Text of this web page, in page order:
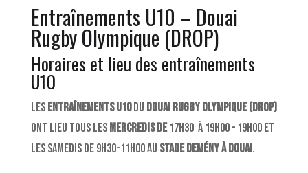
Entraînements U10 – Douai
Rugby Olympique (DROP)
Horaires et lieu des entraînements
U10
Les entraînements U10du Douai Rugby Olympique (DROP)
ont lieu tous les mercredis de17H30 à 19h00 – 19h00 et
les samedis de 9H30-11H00 au stade Demény à Douai.